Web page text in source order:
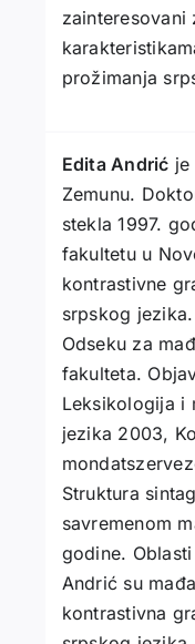
zainteresovani
prožimanja
Edita Andrić je
Zemunu.
stekla 1997.
fakultetu u
kontrastivne
srpskog
Odseku za
fakulteta.
Leksikologija i
jezika 2003,
Struktura
savremenom
godine.
Andrić su
kontrastivna